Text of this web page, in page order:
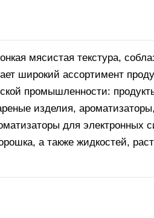
мясистая текстура,
широкий ассортимент
промышленности:
изделия,
для электронных
а также жидкостей,